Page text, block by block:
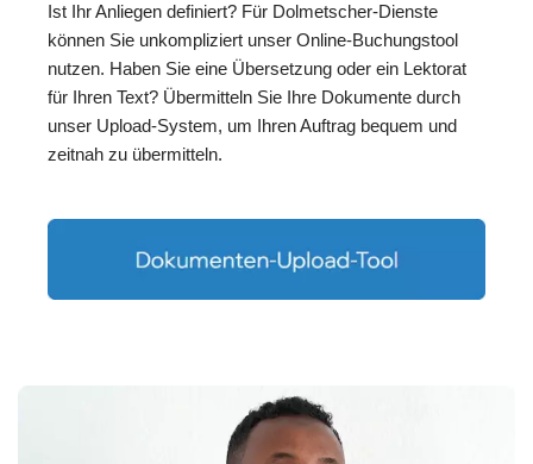
Ist Ihr Anliegen definiert? Für Dolmetscher-Dienste
können Sie unkompliziert unser Online-Buchungstool
nutzen. Haben Sie eine Übersetzung oder ein Lektorat
für Ihren Text? Übermitteln Sie Ihre Dokumente durch
unser Upload-System, um Ihren Auftrag bequem und
zeitnah zu übermitteln.